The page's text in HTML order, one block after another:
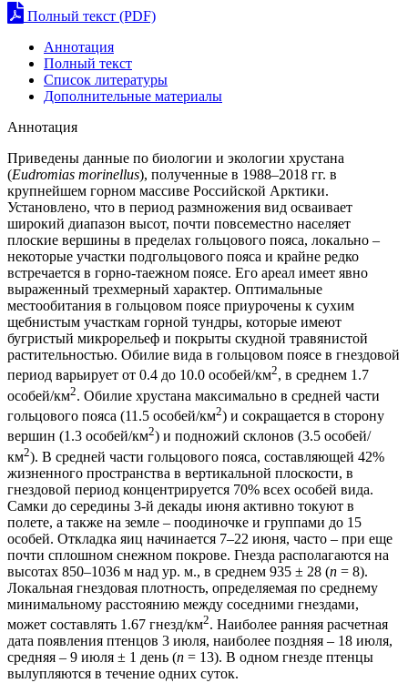
Полный текст (PDF)
Аннотация
Полный текст
Список литературы
Дополнительные материалы
Аннотация
Приведены данные по биологии и экологии хрустана
(Eudromias morinellus), полученные в 1988–2018 гг. в
крупнейшем горном массиве Российской Арктики.
Установлено, что в период размножения вид осваивает
широкий диапазон высот, почти повсеместно населяет
плоские вершины в пределах гольцового пояса, локально –
некоторые участки подгольцового пояса и крайне редко
встречается в горно-таежном поясе. Его ареал имеет явно
выраженный трехмерный характер. Оптимальные
местообитания в гольцовом поясе приурочены к сухим
щебнистым участкам горной тундры, которые имеют
бугристый микрорельеф и покрыты скудной травянистой
растительностью. Обилие вида в гольцовом поясе в гнездовой
период варьирует от 0.4 до 10.0 особей/км2, в среднем 1.7
особей/км2. Обилие хрустана максимально в средней части
гольцового пояса (11.5 особей/км2) и сокращается в сторону
вершин (1.3 особей/км2) и подножий склонов (3.5 особей/
км2). В средней части гольцового пояса, составляющей 42%
жизненного пространства в вертикальной плоскости, в
гнездовой период концентрируется 70% всех особей вида.
Самки до середины 3-й декады июня активно токуют в
полете, а также на земле – поодиночке и группами до 15
особей. Откладка яиц начинается 7–22 июня, часто – при еще
почти сплошном снежном покрове. Гнезда располагаются на
высотах 850–1036 м над ур. м., в среднем 935 ± 28 (n = 8).
Локальная гнездовая плотность, определяемая по среднему
минимальному расстоянию между соседними гнездами,
может составлять 1.67 гнезд/км2. Наиболее ранняя расчетная
дата появления птенцов 3 июля, наиболее поздняя – 18 июля,
средняя – 9 июля ± 1 день (n = 13). В одном гнезде птенцы
вылупляются в течение одних суток.